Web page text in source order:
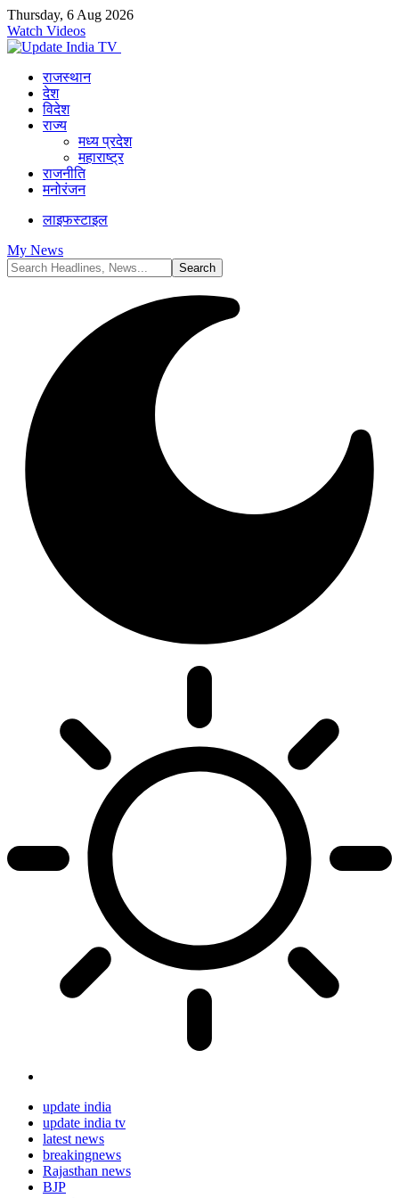
Thursday, 6 Aug 2026
Watch Videos
राजस्थान
देश
विदेश
राज्य
मध्य प्रदेश
महाराष्ट्र
राजनीति
मनोरंजन
लाइफस्टाइल
My News
update india
update india tv
latest news
breakingnews
Rajasthan news
BJP